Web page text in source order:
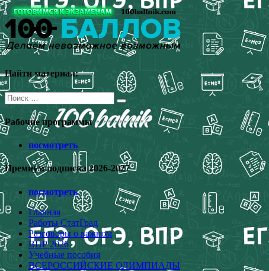
Перейти
к
содержимому
Найти материал:
Поиск
для:
Рабочие программы
посмотреть
Премиум подписка 2026-2027
посмотреть
Главная
Работы СтатГрад
Разговоры о важном
ВПР 2026
Учебные пособия
ВСЕРОССИЙСКИЕ ОЛИМПИАДЫ